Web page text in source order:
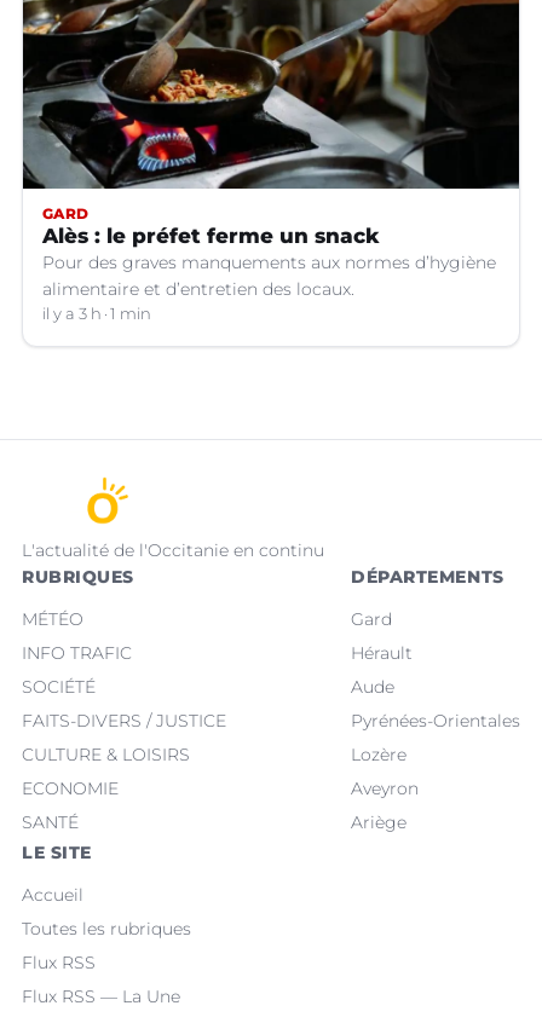
GARD
Alès : le préfet ferme un snack
Pour des graves manquements aux normes d’hygiène
alimentaire et d’entretien des locaux.
il y a 3 h 1 min
L'actualité de l'Occitanie en continu
RUBRIQUES
MÉTÉO
INFO TRAFIC
SOCIÉTÉ
FAITS-DIVERS / JUSTICE
CULTURE & LOISIRS
ECONOMIE
SANTÉ
DÉPARTEMENTS
Gard
Hérault
Aude
Pyrénées-Orientales
Lozère
Aveyron
Ariège
LE SITE
Accueil
Toutes les rubriques
Flux RSS
Flux RSS — La Une